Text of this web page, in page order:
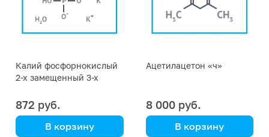
Калий фосфорнокислый
2-х замещенный 3-х
872 руб.
В корзину
Ацетилацетон «ч»
8 000 руб.
В корзину